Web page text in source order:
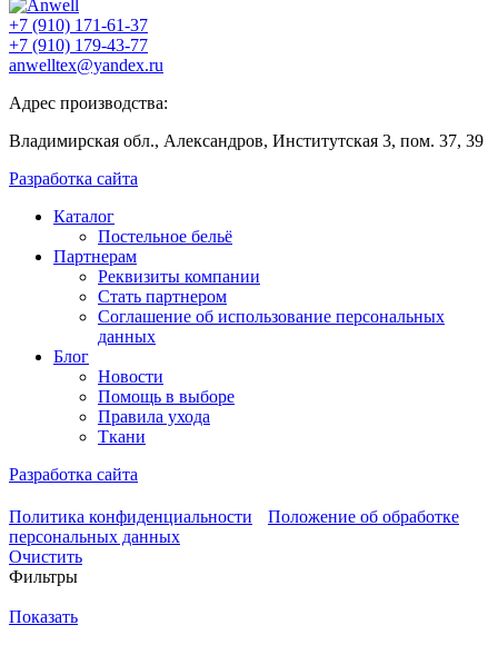
+7 (910) 171-61-37
+7 (910) 179-43-77
anwelltex@yandex.ru
Адрес производства:
Владимирская обл., Александров, Институтская 3, пом. 37, 39
Разработка сайта
Каталог
Постельное бельё
Партнерам
Реквизиты компании
Стать партнером
Соглашение об использование персональных
данных
Блог
Новости
Помощь в выборе
Правила ухода
Ткани
Разработка сайта
Политика конфиденциальности
Положение об обработке
персональных данных
Очистить
Фильтры
Показать